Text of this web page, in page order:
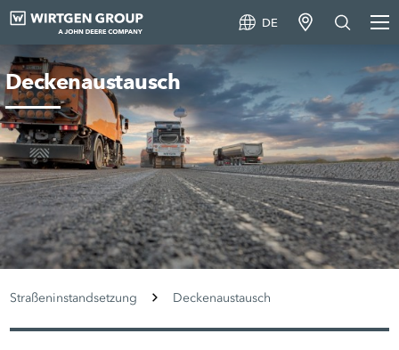
DE
Deckenaustausch
Straßeninstandsetzung Deckenaustausch